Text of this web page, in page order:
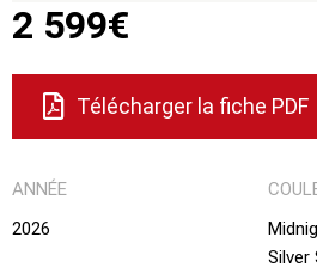
2 599€
Télécharger la fiche PDF
ANNÉE
2026
Silver